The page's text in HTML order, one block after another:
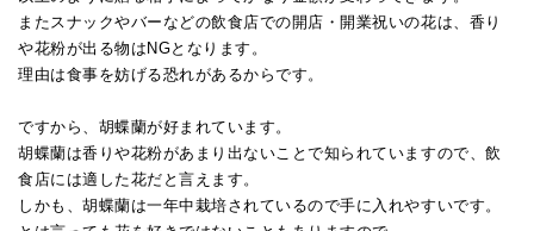
またスナックやバーなどの飲食店での開店・開業祝いの花は、香り
や花粉が出る物はNGとなります。
理由は食事を妨げる恐れがあるからです。
ですから、胡蝶蘭が好まれています。
胡蝶蘭は香りや花粉があまり出ないことで知られていますので、飲
食店には適した花だと言えます。
しかも、胡蝶蘭は一年中栽培されているので手に入れやすいです。